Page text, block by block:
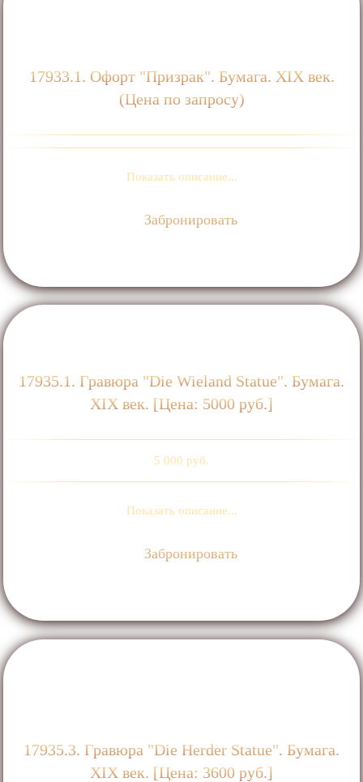
17933.1. Офорт "Призрак". Бумага. ХIХ век.
(Цена по запросу)
Показать описание...
Забронировать
17935.1. Гравюра "Die Wieland Statue". Бумага.
ХIХ век. [Цена: 5000 руб.]
5 000 руб.
Показать описание...
Забронировать
17935.3. Гравюра "Die Herder Statue". Бумага.
ХIХ век. [Цена: 3600 руб.]